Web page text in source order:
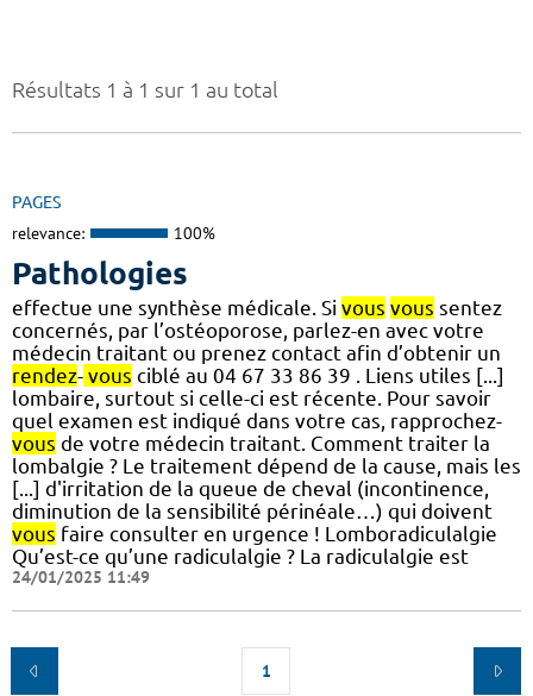
Résultats 1 à 1 sur 1 au total
PAGES
relevance: 100%
Pathologies
effectue une synthèse médicale. Si vous vous sentez
concernés, par l’ostéoporose, parlez-en avec votre
médecin traitant ou prenez contact afin d’obtenir un
rendez- vous ciblé au 04 67 33 86 39 . Liens utiles [...]
lombaire, surtout si celle-ci est récente. Pour savoir
quel examen est indiqué dans votre cas, rapprochez-
vous de votre médecin traitant. Comment traiter la
lombalgie ? Le traitement dépend de la cause, mais les
[...] d'irritation de la queue de cheval (incontinence,
diminution de la sensibilité périnéale…) qui doivent
vous faire consulter en urgence ! Lomboradiculalgie
Qu’est-ce qu’une radiculalgie ? La radiculalgie est
24/01/2025 11:49
1